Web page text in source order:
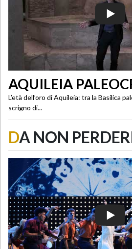
AQUILEIA
L’età dell’oro di Aquileia: tra la Basilica
scrigno di...
DA NON